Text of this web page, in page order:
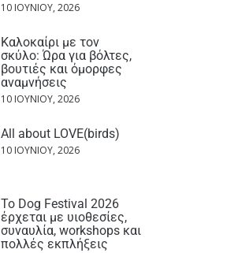
10 ΙΟΥΝΊΟΥ, 2026
Καλοκαίρι με τον
σκύλο: Ώρα για βόλτες,
βουτιές και όμορφες
αναμνήσεις
10 ΙΟΥΝΊΟΥ, 2026
All about LOVE(birds)
10 ΙΟΥΝΊΟΥ, 2026
Το Dog Festival 2026
έρχεται με υιοθεσίες,
συναυλία, workshops και
πολλές εκπλήξεις